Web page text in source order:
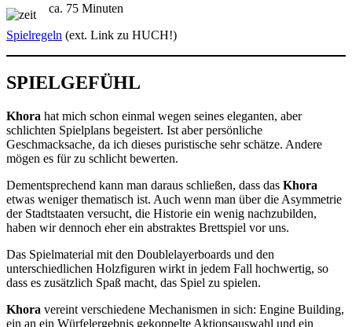
ca. 75 Minuten
Spielregeln (ext. Link zu HUCH!)
SPIELGEFÜHL
Khora hat mich schon einmal wegen seines eleganten, aber
schlichten Spielplans begeistert. Ist aber persönliche
Geschmacksache, da ich dieses puristische sehr schätze. Andere
mögen es für zu schlicht bewerten.
Dementsprechend kann man daraus schließen, dass das Khora
etwas weniger thematisch ist. Auch wenn man über die Asymmetrie
der Stadtstaaten versucht, die Historie ein wenig nachzubilden,
haben wir dennoch eher ein abstraktes Brettspiel vor uns.
Das Spielmaterial mit den Doublelayerboards und den
unterschiedlichen Holzfiguren wirkt in jedem Fall hochwertig, so
dass es zusätzlich Spaß macht, das Spiel zu spielen.
Khora vereint verschiedene Mechanismen in sich: Engine Building,
ein an ein Würfelergebnis gekoppelte Aktionsauswahl und ein